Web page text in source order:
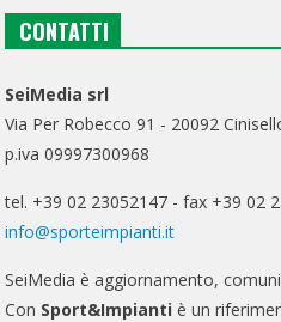
CONTATTI
SeiMedia srl
Via Per Robecco 91 - 20092
p.iva 09997300968
tel. +39 02 23052147 - fax +39 02
info@sporteimpianti.it
SeiMedia è aggiornamento,
Con Sport&Impianti è un